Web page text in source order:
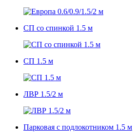
СП со спинкой 1.5 м
СП 1.5 м
ЛВР 1.5/2 м
Парковая с подлокотником 1.5 м